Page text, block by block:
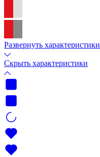
Развернуть характеристики
Скрыть характеристики